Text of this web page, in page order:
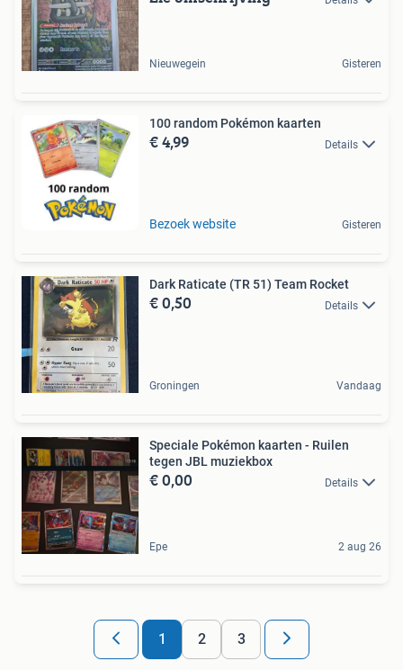
Nieuwegein Gisteren
100 random Pokémon kaarten
€ 4,99 Details
Bezoek website Gisteren
Dark Raticate (TR 51) Team Rocket
€ 0,50 Details
Groningen Vandaag
Speciale Pokémon kaarten - Ruilen
tegen JBL muziekbox
€ 0,00 Details
Epe 2 aug 26
1 2 3